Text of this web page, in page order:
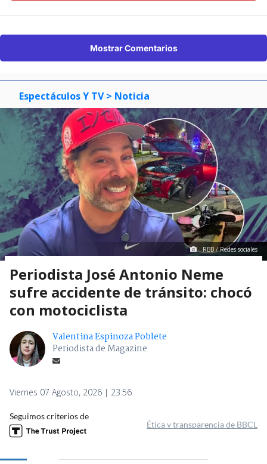
Mostrar Comentarios
Espectáculos Y TV > Noticia
RBB / Redes sociales
Periodista José Antonio Neme
sufre accidente de tránsito: chocó
con motociclista
Valentina Espinoza Poblete
Periodista de Magazine
Viernes 07 Agosto, 2026 | 23:56
Seguimos criterios de
Ética y transparencia de BBCL